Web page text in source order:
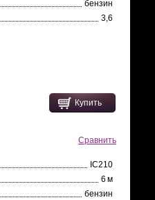
бензин
3,6
Купить
Сравнить
IC210
6 м
бензин